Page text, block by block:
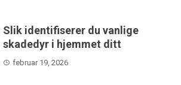
Slik identifiserer du vanlige
skadedyr i hjemmet ditt
februar 19, 2026